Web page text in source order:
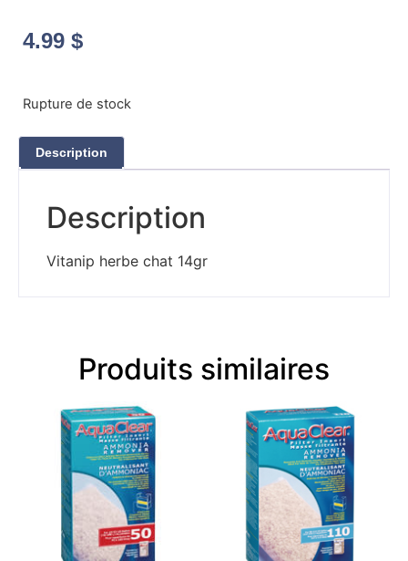
4.99 $
Rupture de stock
Description
Description
Vitanip herbe chat 14gr
Produits similaires